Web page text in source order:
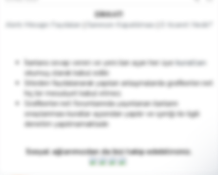
DİKKAT!
Alıntı Mesajın Faydaları
İlanınızın Kapatılması E-ticaret Nedir?
İlanlara cevap veren ve yeni ilan açan her üye kuralları
okumuş olarak kabul edilir.
Siteden faydalanarak yapılan anlaşmalarda grafikerler.net
hiç bir mesuliyet kabul etmez.
Grafikerler.net forumlarında yayınlanan ilanların
onaylanması kurallar açısından yapılır ve içeriği ile ilgili
denetim yapılmamaktadır.
Sosyal ağlarımızdan da bizi takip edebilirsiniz.